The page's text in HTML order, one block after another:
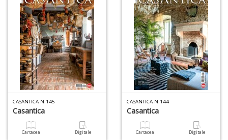
CASANTICA N.145
Casantica
Cartacea Digitale
CASANTICA N.144
Casantica
Cartacea Digitale